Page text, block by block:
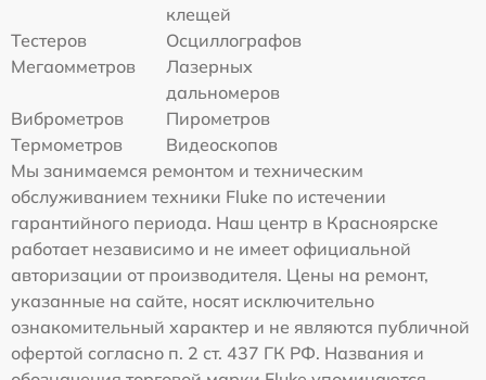
клещей
Тестеров
Осциллографов
Мегаомметров
Лазерных
дальномеров
Виброметров
Пирометров
Термометров
Видеоскопов
Мы занимаемся ремонтом и техническим
обслуживанием техники Fluke по истечении
гарантийного периода. Наш центр в Красноярске
работает независимо и не имеет официальной
авторизации от производителя. Цены на ремонт,
указанные на сайте, носят исключительно
ознакомительный характер и не являются публичной
офертой согласно п. 2 ст. 437 ГК РФ. Названия и